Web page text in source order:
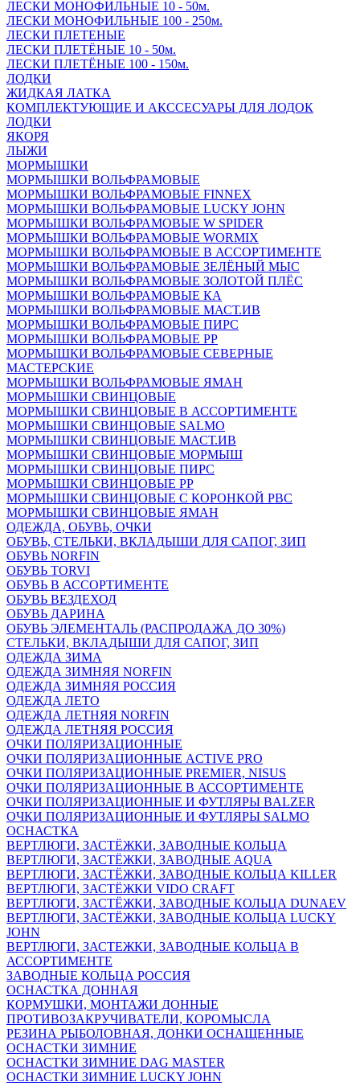
ЛЕСКИ МОНОФИЛЬНЫЕ 10 - 50м.
ЛЕСКИ МОНОФИЛЬНЫЕ 100 - 250м.
ЛЕСКИ ПЛЕТЕНЫЕ
ЛЕСКИ ПЛЕТЁНЫЕ 10 - 50м.
ЛЕСКИ ПЛЕТЁНЫЕ 100 - 150м.
ЛОДКИ
ЖИДКАЯ ЛАТКА
КОМПЛЕКТУЮЩИЕ И АКССЕСУАРЫ ДЛЯ ЛОДОК
ЛОДКИ
ЯКОРЯ
ЛЫЖИ
МОРМЫШКИ
МОРМЫШКИ ВОЛЬФРАМОВЫЕ
МОРМЫШКИ ВОЛЬФРАМОВЫЕ FINNEX
МОРМЫШКИ ВОЛЬФРАМОВЫЕ LUCKY JOHN
МОРМЫШКИ ВОЛЬФРАМОВЫЕ W SPIDER
МОРМЫШКИ ВОЛЬФРАМОВЫЕ WORMIX
МОРМЫШКИ ВОЛЬФРАМОВЫЕ В АССОРТИМЕНТЕ
МОРМЫШКИ ВОЛЬФРАМОВЫЕ ЗЕЛЁНЫЙ МЫС
МОРМЫШКИ ВОЛЬФРАМОВЫЕ ЗОЛОТОЙ ПЛЁС
МОРМЫШКИ ВОЛЬФРАМОВЫЕ КА
МОРМЫШКИ ВОЛЬФРАМОВЫЕ МАСТ.ИВ
МОРМЫШКИ ВОЛЬФРАМОВЫЕ ПИРС
МОРМЫШКИ ВОЛЬФРАМОВЫЕ РР
МОРМЫШКИ ВОЛЬФРАМОВЫЕ СЕВЕРНЫЕ
МАСТЕРСКИЕ
МОРМЫШКИ ВОЛЬФРАМОВЫЕ ЯМАН
МОРМЫШКИ СВИНЦОВЫЕ
МОРМЫШКИ СВИНЦОВЫЕ В АССОРТИМЕНТЕ
МОРМЫШКИ СВИНЦОВЫЕ SALMO
МОРМЫШКИ СВИНЦОВЫЕ МАСТ.ИВ
МОРМЫШКИ СВИНЦОВЫЕ МОРМЫШ
МОРМЫШКИ СВИНЦОВЫЕ ПИРС
МОРМЫШКИ СВИНЦОВЫЕ РР
МОРМЫШКИ СВИНЦОВЫЕ С КОРОНКОЙ РВС
МОРМЫШКИ СВИНЦОВЫЕ ЯМАН
ОДЕЖДА, ОБУВЬ, ОЧКИ
ОБУВЬ, СТЕЛЬКИ, ВКЛАДЫШИ ДЛЯ САПОГ, ЗИП
ОБУВЬ NORFIN
ОБУВЬ TORVI
ОБУВЬ В АССОРТИМЕНТЕ
ОБУВЬ ВЕЗДЕХОД
ОБУВЬ ДАРИНА
ОБУВЬ ЭЛЕМЕНТАЛЬ (РАСПРОДАЖА ДО 30%)
СТЕЛЬКИ, ВКЛАДЫШИ ДЛЯ САПОГ, ЗИП
ОДЕЖДА ЗИМА
ОДЕЖДА ЗИМНЯЯ NORFIN
ОДЕЖДА ЗИМНЯЯ РОССИЯ
ОДЕЖДА ЛЕТО
ОДЕЖДА ЛЕТНЯЯ NORFIN
ОДЕЖДА ЛЕТНЯЯ РОССИЯ
ОЧКИ ПОЛЯРИЗАЦИОННЫЕ
ОЧКИ ПОЛЯРИЗАЦИОННЫЕ ACTIVE PRO
ОЧКИ ПОЛЯРИЗАЦИОННЫЕ PREMIER, NISUS
ОЧКИ ПОЛЯРИЗАЦИОННЫЕ В АССОРТИМЕНТЕ
ОЧКИ ПОЛЯРИЗАЦИОННЫЕ И ФУТЛЯРЫ BALZER
ОЧКИ ПОЛЯРИЗАЦИОННЫЕ И ФУТЛЯРЫ SALMO
ОСНАСТКА
ВЕРТЛЮГИ, ЗАСТЁЖКИ, ЗАВОДНЫЕ КОЛЬЦА
ВЕРТЛЮГИ, ЗАСТЁЖКИ, ЗАВОДНЫЕ AQUA
ВЕРТЛЮГИ, ЗАСТЁЖКИ, ЗАВОДНЫЕ КОЛЬЦА KILLER
ВЕРТЛЮГИ, ЗАСТЁЖКИ VIDO CRAFT
ВЕРТЛЮГИ, ЗАСТЁЖКИ, ЗАВОДНЫЕ КОЛЬЦА DUNAEV
ВЕРТЛЮГИ, ЗАСТЁЖКИ, ЗАВОДНЫЕ КОЛЬЦА LUCKY
JOHN
ВЕРТЛЮГИ, ЗАСТЕЖКИ, ЗАВОДНЫЕ КОЛЬЦА В
АССОРТИМЕНТЕ
ЗАВОДНЫЕ КОЛЬЦА РОССИЯ
ОСНАСТКА ДОННАЯ
КОРМУШКИ, МОНТАЖИ ДОННЫЕ
ПРОТИВОЗАКРУЧИВАТЕЛИ, КОРОМЫСЛА
РЕЗИНА РЫБОЛОВНАЯ, ДОНКИ ОСНАЩЕННЫЕ
ОСНАСТКИ ЗИМНИЕ
ОСНАСТКИ ЗИМНИЕ DAG MASTER
ОСНАСТКИ ЗИМНИЕ LUCKY JOHN